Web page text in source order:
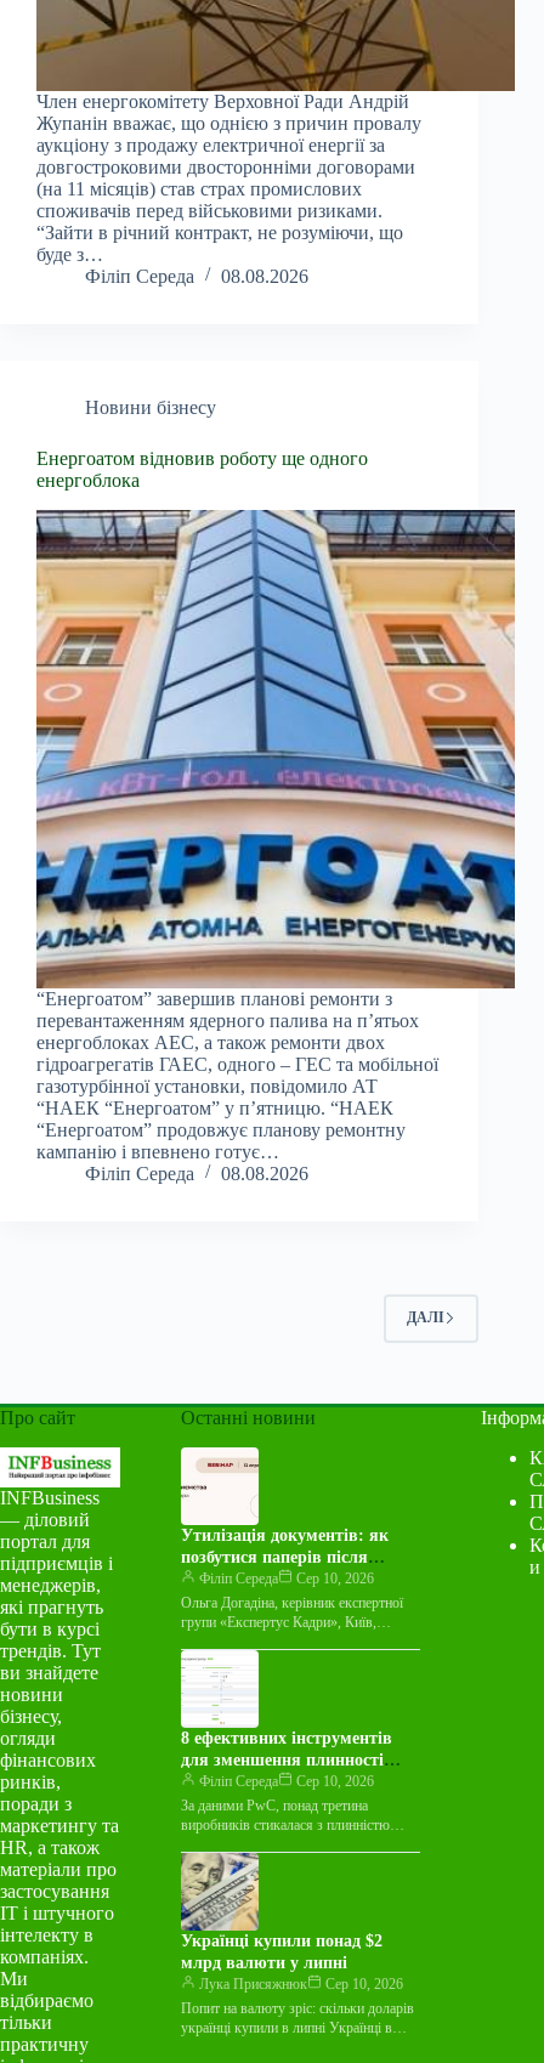
Член енергокомітету Верховної Ради Андрій
Жупанін вважає, що однією з причин провалу
аукціону з продажу електричної енергії за
довгостроковими двосторонніми договорами
(на 11 місяців) став страх промислових
споживачів перед військовими ризиками.
“Зайти в річний контракт, не розуміючи, що
буде з…
Філіп Середа
08.08.2026
Новини бізнесу
Енергоатом відновив роботу ще одного
енергоблока
“Енергоатом” завершив планові ремонти з
перевантаженням ядерного палива на п’ятьох
енергоблоках АЕС, а також ремонти двох
гідроагрегатів ГАЕС, одного – ГЕС та мобільної
газотурбінної установки, повідомило АТ
“НАЕК “Енергоатом” у п’ятницю. “НАЕК
“Енергоатом” продовжує планову ремонтну
кампанію і впевнено готує…
Філіп Середа
08.08.2026
ДАЛІ
Про сайт
INFBusiness
— діловий
портал для
підприємців і
менеджерів,
які прагнуть
бути в курсі
трендів. Тут
ви знайдете
новини
бізнесу,
огляди
фінансових
ринків,
поради з
маркетингу та
HR, а також
матеріали про
застосування
ІТ і штучного
інтелекту в
компаніях.
Ми
відбираємо
тільки
практичну
Останні новини
Утилізація документів: як
позбутися паперів після
терміну зберігання
Філіп Середа
Сер 10, 2026
Ольга Догадіна, керівник експертної
групи «Експертус Кадри», Київ,
документи. Документи, строк
зберігання яких закінчився, знищують
централізовано…
8 ефективних інструментів
для зменшення плинності
кадрів на виробництві
Філіп Середа
Сер 10, 2026
За даними PwC, понад третина
виробників стикалася з плинністю
останні шість місяців. Водночас лише
48%…
Українці купили понад $2
млрд валюти у липні
Лука Присяжнюк
Сер 10, 2026
Попит на валюту зріс: скільки доларів
українці купили в липні Українці в
и